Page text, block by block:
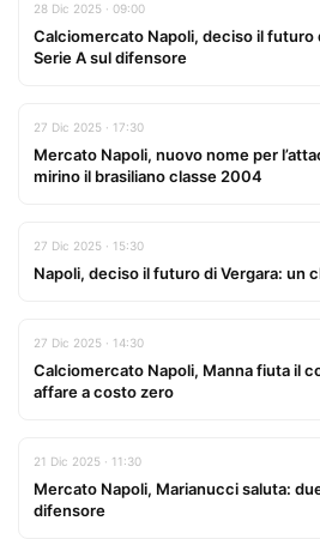
28 Dic 2025 · 09:00
Calciomercato Napoli, deciso il
Serie A sul difensore
27 Dic 2025 · 17:30
Mercato Napoli, nuovo nome per
mirino il brasiliano classe 2004
27 Dic 2025 · 15:30
Napoli, deciso il futuro di Vergara: un
27 Dic 2025 · 14:30
Calciomercato Napoli, Manna fiuta il
affare a costo zero
21 Dic 2025 · 11:30
Mercato Napoli, Marianucci saluta:
difensore